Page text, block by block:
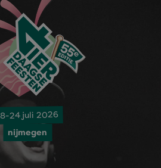
24 juli 2026
nijmegen